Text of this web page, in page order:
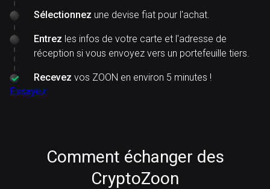
Sélectionnez une devise fiat pour l'achat.
Entrez les infos de votre carte et l'adresse de
réception si vous envoyez vers un portefeuille tiers.
Recevez vos ZOON en environ 5 minutes !
Essayez
Comment échanger des
CryptoZoon